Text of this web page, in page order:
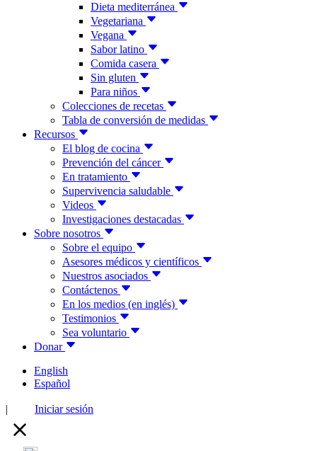
Dieta mediterránea
Vegetariana
Vegana
Sabor latino
Comida casera
Sin gluten
Para niños
Colecciones de recetas
Tabla de conversión de medidas
Recursos
El blog de cocina
Prevención del cáncer
En tratamiento
Supervivencia saludable
Videos
Investigaciones destacadas
Sobre nosotros
Sobre el equipo
Asesores médicos y científicos
Nuestros asociados
Contáctenos
En los medios (en inglés)
Testimonios
Sea voluntario
Donar
English
Español
| Iniciar sesión